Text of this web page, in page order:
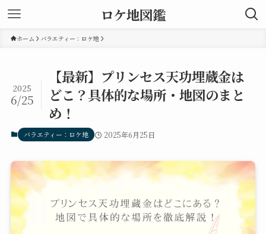
ロケ地図鑑
ホーム バラエティー：ロケ地
【最新】プリンセス天功埋蔵金は
どこ？具体的な場所・地図のまと
め！
2025
6/25
バラエティー：ロケ地 2025年6月25日